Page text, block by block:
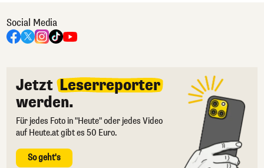
Social Media
Jetzt Leserreporter
werden.
Für jedes Foto in "Heute" oder jedes Video
auf Heute.at gibt es 50 Euro.
So geht's